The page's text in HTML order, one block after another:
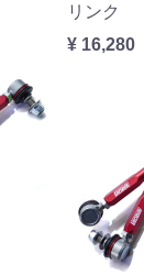
リンク
¥ 16,280